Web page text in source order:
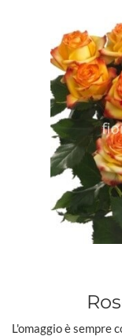
L'omaggio è sempre